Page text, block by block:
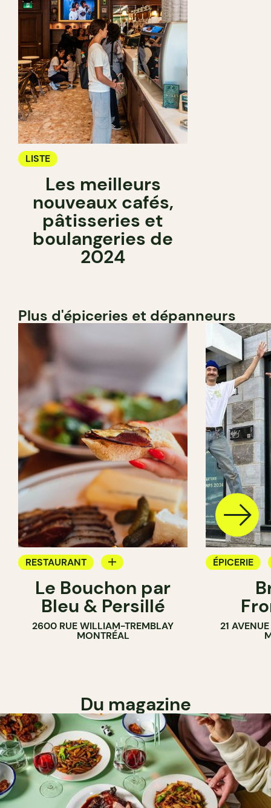
LISTE
Les meilleurs
nouveaux cafés,
pâtisseries et
boulangeries de
2024
Plus d'épiceries et dépanneurs
RESTAURANT
ÉPICERIE
COMPTOIR
SANDWICHERIE
Le Bouchon par
Bleu & Persillé
2600 RUE WILLIAM-TREMBLAY
MONTRÉAL
ÉPICERIE
21
Du magazine